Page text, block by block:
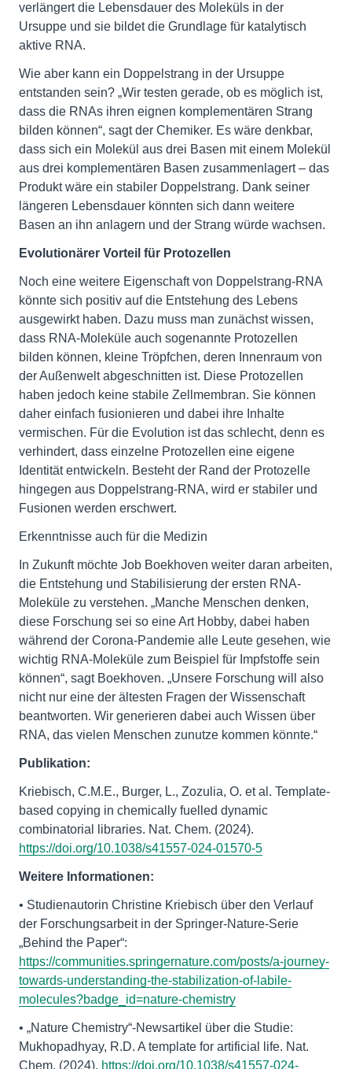
verlängert die Lebensdauer des Moleküls in der
Ursuppe und sie bildet die Grundlage für katalytisch
aktive RNA.
Wie aber kann ein Doppelstrang in der Ursuppe
entstanden sein? „Wir testen gerade, ob es möglich ist,
dass die RNAs ihren eignen komplementären Strang
bilden können“, sagt der Chemiker. Es wäre denkbar,
dass sich ein Molekül aus drei Basen mit einem Molekül
aus drei komplementären Basen zusammenlagert – das
Produkt wäre ein stabiler Doppelstrang. Dank seiner
längeren Lebensdauer könnten sich dann weitere
Basen an ihn anlagern und der Strang würde wachsen.
Evolutionärer Vorteil für Protozellen
Noch eine weitere Eigenschaft von Doppelstrang-RNA
könnte sich positiv auf die Entstehung des Lebens
ausgewirkt haben. Dazu muss man zunächst wissen,
dass RNA-Moleküle auch sogenannte Protozellen
bilden können, kleine Tröpfchen, deren Innenraum von
der Außenwelt abgeschnitten ist. Diese Protozellen
haben jedoch keine stabile Zellmembran. Sie können
daher einfach fusionieren und dabei ihre Inhalte
vermischen. Für die Evolution ist das schlecht, denn es
verhindert, dass einzelne Protozellen eine eigene
Identität entwickeln. Besteht der Rand der Protozelle
hingegen aus Doppelstrang-RNA, wird er stabiler und
Fusionen werden erschwert.
Erkenntnisse auch für die Medizin
In Zukunft möchte Job Boekhoven weiter daran arbeiten,
die Entstehung und Stabilisierung der ersten RNA-
Moleküle zu verstehen. „Manche Menschen denken,
diese Forschung sei so eine Art Hobby, dabei haben
während der Corona-Pandemie alle Leute gesehen, wie
wichtig RNA-Moleküle zum Beispiel für Impfstoffe sein
können“, sagt Boekhoven. „Unsere Forschung will also
nicht nur eine der ältesten Fragen der Wissenschaft
beantworten. Wir generieren dabei auch Wissen über
RNA, das vielen Menschen zunutze kommen könnte.“
Publikation:
Kriebisch, C.M.E., Burger, L., Zozulia, O. et al. Template-
based copying in chemically fuelled dynamic
combinatorial libraries. Nat. Chem. (2024).
https://doi.org/10.1038/s41557-024-01570-5
Weitere Informationen:
• Studienautorin Christine Kriebisch über den Verlauf
der Forschungsarbeit in der Springer-Nature-Serie
„Behind the Paper“:
https://communities.springernature.com/posts/a-journey-
towards-understanding-the-stabilization-of-labile-
molecules?badge_id=nature-chemistry
• „Nature Chemistry“-Newsartikel über die Studie:
Mukhopadhyay, R.D. A template for artificial life. Nat.
Chem. (2024). https://doi.org/10.1038/s41557-024-